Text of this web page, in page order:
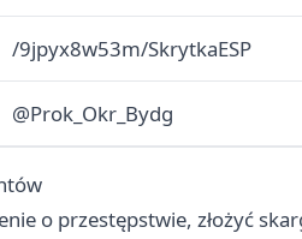
/9jpyx8w53m/SkrytkaESP
@Prok_Okr_Bydg
o przestępstwie, złożyć